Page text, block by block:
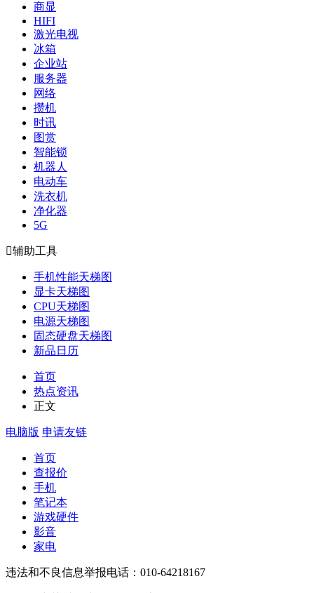
商显
HIFI
激光电视
冰箱
企业站
服务器
网络
攒机
时讯
图赏
智能锁
机器人
电动车
洗衣机
净化器
5G
辅助工具
手机性能天梯图
显卡天梯图
CPU天梯图
电源天梯图
固态硬盘天梯图
新品日历
首页
热点资讯
正文
电脑版 申请友链
首页
查报价
手机
笔记本
游戏硬件
影音
家电
违法和不良信息举报电话：010-64218167